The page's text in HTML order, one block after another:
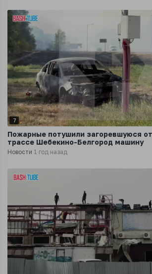
7
Пожарные потушили загоревшуюся
трассе Шебекино-Белгород машину
Новости 1 год назад